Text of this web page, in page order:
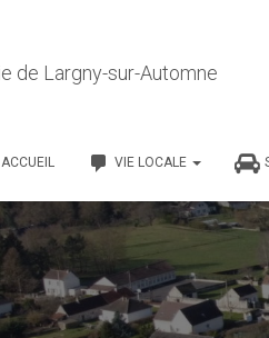
de Largny-sur-Automne
ACCUEIL VIE LOCALE